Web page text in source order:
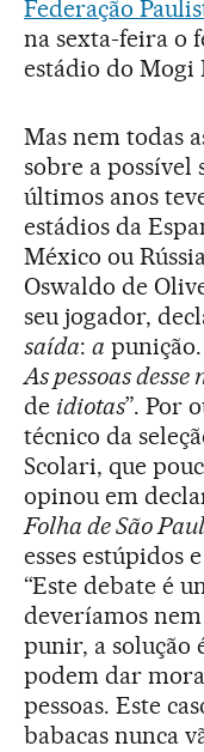
Federação
na sexta-feira o
estádio do
Mas nem todas
sobre a possível
últimos anos
estádios da
México ou
Oswaldo de
seu jogador,
saída: a
Aspessoas desse
de idiotas”. Por
técnico da
Scolari, que
opinou em
Folha de São
esses estúpidos
“Este debate é
deveríamos
punir, a solução
podem dar
pessoas. Este
babacas nunca